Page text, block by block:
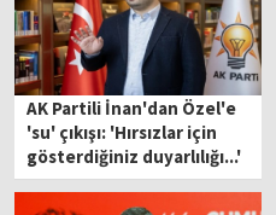
AK Partili İnan'dan Özel'e
'su' çıkışı: 'Hırsızlar için
gösterdiğiniz duyarlılığı...'